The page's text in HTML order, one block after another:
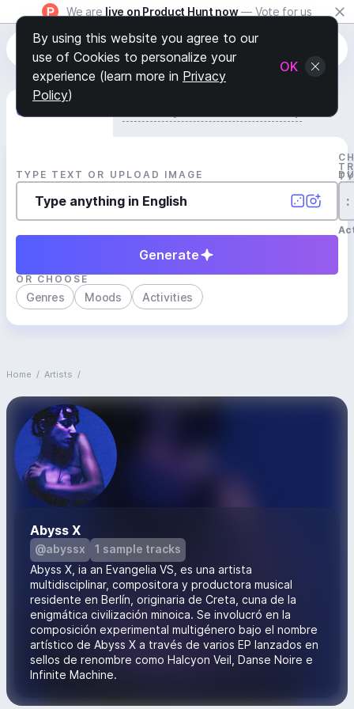
We are live on Product Hunt now — Vote for us
Generate Track
TYPE TEXT OR UPLOAD IMAGE
:
Generate
OR CHOOSE
Genres Moods Activities
Home / Artists /
Abyss X
@abyssx
1 sample tracks
Abyss X, ia an Evangelia VS, es una artista
multidisciplinar, compositora y productora musical
residente en Berlín, originaria de Creta, cuna de la
enigmática civilización minoica. Se involucró en la
composición experimental multigénero bajo el nombre
artístico de Abyss X a través de varios EP lanzados en
sellos de renombre como Halcyon Veil, Danse Noire e
Infinite Machine.
By using this website you agree to our
use of Cookies to personalize your
experience (learn more in Privacy
Policy)
OK